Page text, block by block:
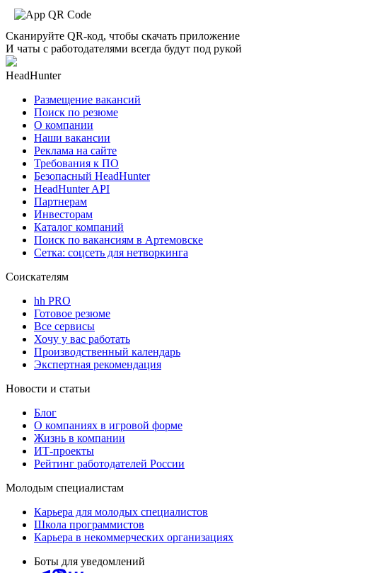
Сканируйте QR-код, чтобы скачать приложение
И чаты с работодателями всегда будут под рукой
HeadHunter
Размещение вакансий
Поиск по резюме
О компании
Наши вакансии
Реклама на сайте
Требования к ПО
Безопасный HeadHunter
HeadHunter API
Партнерам
Инвесторам
Каталог компаний
Поиск по вакансиям в Артемовске
Сетка: соцсеть для нетворкинга
Соискателям
hh PRO
Готовое резюме
Все сервисы
Хочу у вас работать
Производственный календарь
Экспертная рекомендация
Новости и статьи
Блог
О компаниях в игровой форме
Жизнь в компании
ИТ-проекты
Рейтинг работодателей России
Молодым специалистам
Карьера для молодых специалистов
Школа программистов
Карьера в некоммерческих организациях
Боты для уведомлений